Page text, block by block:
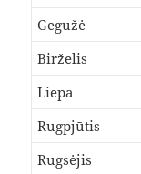
Gegužė
Birželis
Liepa
Rugpjūtis
Rugsėjis